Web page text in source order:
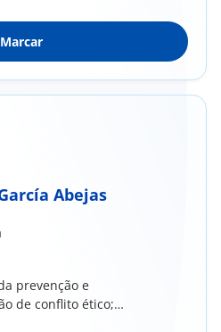
Saúde mental;
da Medicina Geral e
Marcar
Abejas
prevenção e
de conflito ético;